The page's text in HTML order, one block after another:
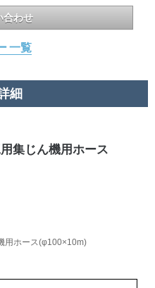
合わせ
一覧
細
集じん機用ホース
用ホース(φ100×10m)